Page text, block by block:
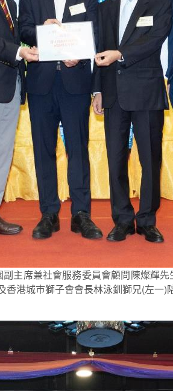
主席兼社會服務委員會顧問陳燦輝
港城巿獅子會會長林泳釧獅兄(左一)